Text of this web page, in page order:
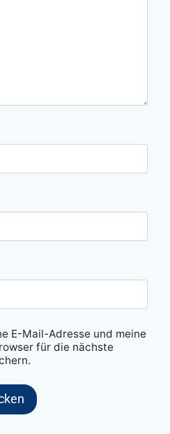
E-Mail-Adresse und meine
für die nächste